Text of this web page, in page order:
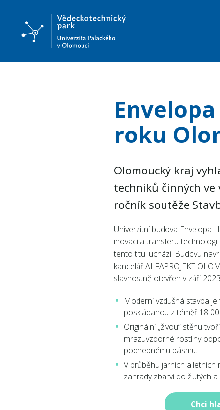
roku
Olomoucký kraj
techniků činných
ročník soutěže
Univerzitní budova Envelopa
inovací a transferu
tento titul uchází. Budovu
kancelář ALFAPROJEKT
slavnostně otevřen v záři
Moderní vzdušná stavba
poskládanou z téměř 18
Originální „živou“ stěnu
mrazuvzdorné rostliny
podnebnému pásmu.
V průběhu jarních a letních
zahrady zbarví do žlutých
Chci